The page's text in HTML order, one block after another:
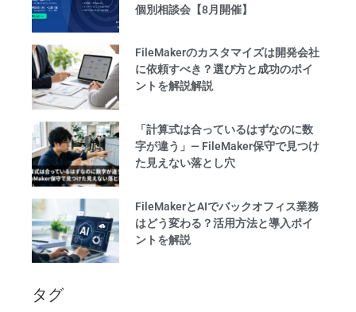
個別相談会【8月開催】
FileMakerのカスタマイズは開発会社
に依頼すべき？選び方と成功のポイ
ントを解説解説
「計算式は合っているはずなのに数
字が違う」— FileMaker保守で見つけ
た見えない落とし穴
FileMakerとAIでバックオフィス業務
はどう変わる？活用方法と導入ポイ
ントを解説
タグ